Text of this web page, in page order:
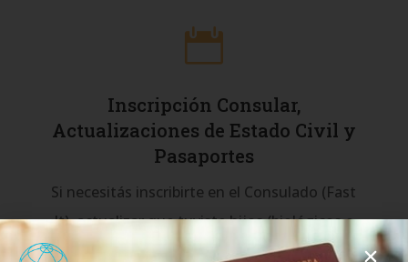

Inscripción Consular,
Actualizaciones de Estado Civil y
Pasaportes
Si necesitás inscribirte en el Consulado (Fast
It), actualizar que tuviste hijos (biológicos o
adoptivos), contrajiste matrimonio, te